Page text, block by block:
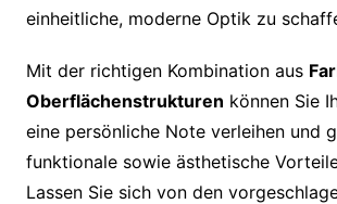
einheitliche, moderne Optik zu
Mit der richtigen Kombination aus
Oberflächenstrukturen können Sie
eine persönliche Note verleihen und
funktionale sowie ästhetische
Lassen Sie sich von den